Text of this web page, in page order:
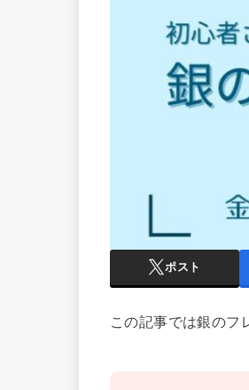
ポスト
この記事では銀のフ